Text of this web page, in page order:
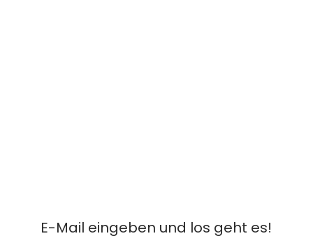
E-Mail eingeben und los geht es!